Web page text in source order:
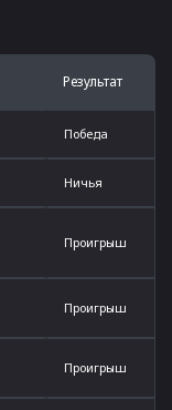
Результат
Победа
Ничья
Проигрыш
Проигрыш
Проигрыш